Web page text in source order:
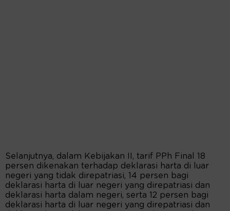
Selanjutnya, dalam Kebijakan II, tarif PPh Final 18
persen dikenakan terhadap deklarasi harta di luar
negeri yang tidak direpatriasi, 14 persen bagi
deklarasi harta di luar negeri yang direpatriasi dan
deklarasi harta dalam negeri, serta 12 persen bagi
deklarasi harta di luar negeri yang direpatriasi dan